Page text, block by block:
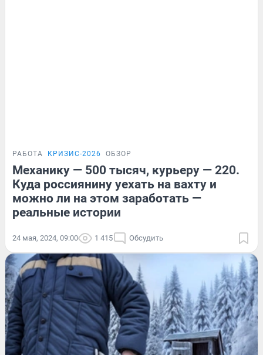
РАБОТА КРИЗИС-2026 ОБЗОР
Механику — 500 тысяч, курьеру — 220.
Куда россиянину уехать на вахту и
можно ли на этом заработать —
реальные истории
24 мая, 2024, 09:00 1 415 Обсудить